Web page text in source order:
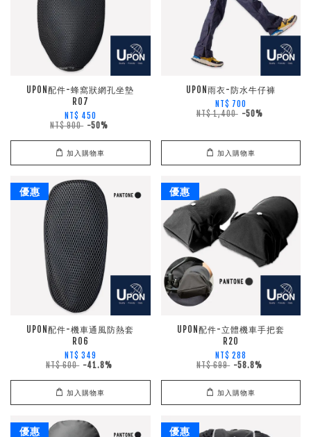
UPON配件-蜂窩狀網孔坐墊
R07
NT$ 450
NT$ 900 -50%
加入購物車
UPON雨衣-防水牛仔褲
NT$ 700
NT$ 1,400 -50%
加入購物車
優惠
UPON配件-機車通風防熱套
R06
NT$ 349
NT$ 600 -41.8%
加入購物車
優惠
UPON配件-立體機車手把套
R20
NT$ 288
NT$ 699 -58.8%
加入購物車
優惠 優惠